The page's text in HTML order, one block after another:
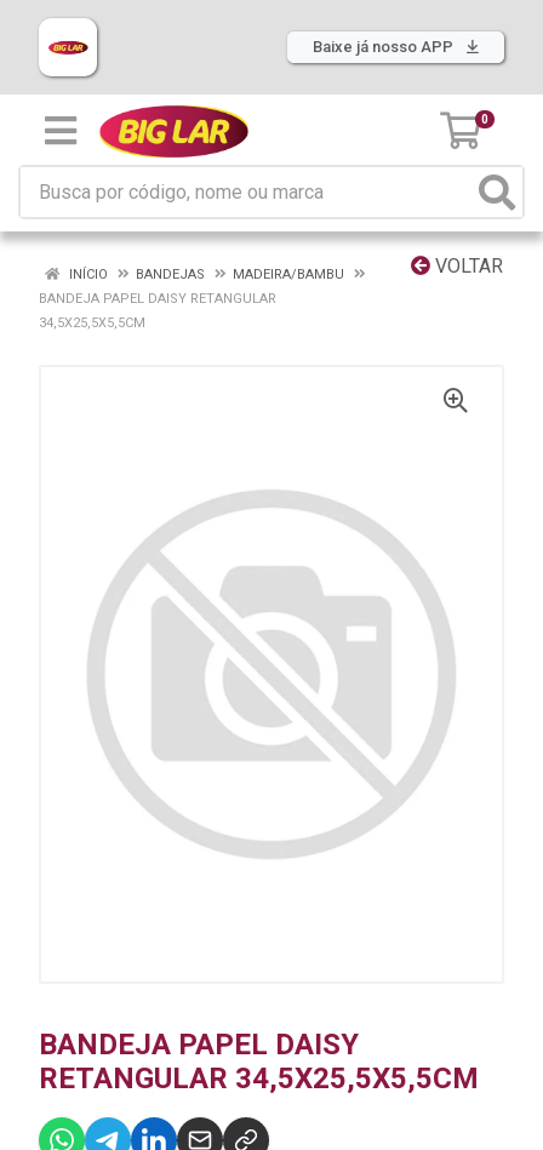
Baixe já nosso APP
0
VOLTAR
INÍCIO BANDEJAS
MADEIRA/BAMBU
BANDEJA PAPEL DAISY RETANGULAR
34,5X25,5X5,5CM
BANDEJA PAPEL DAISY
RETANGULAR 34,5X25,5X5,5CM